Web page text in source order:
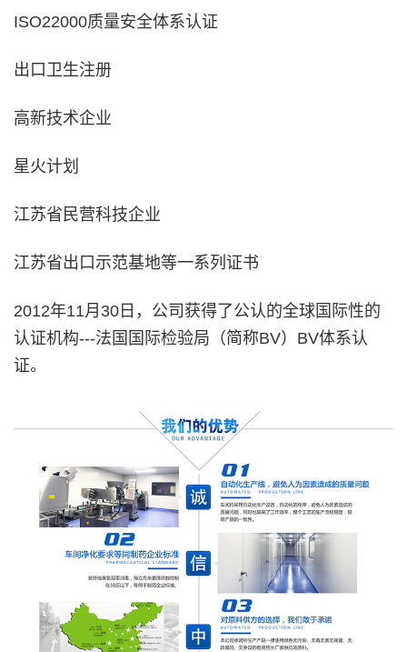
ISO22000质量安全体系认证
出口卫生注册
高新技术企业
星火计划
江苏省民营科技企业
江苏省出口示范基地等一系列证书
2012年11月30日，公司获得了公认的全球国际性的
认证机构---法国国际检验局（简称BV）BV体系认
证。